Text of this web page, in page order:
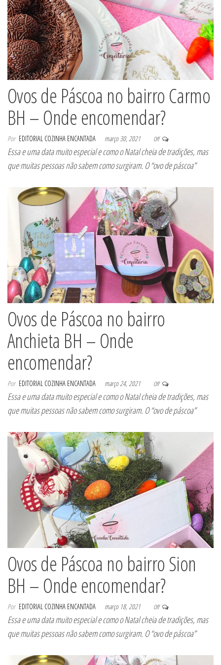
Ovos de Páscoa no bairro Carmo
BH – Onde encomendar?
Por EDITORIAL COZINHA ENCANTADA março 30, 2021 Off
Essa e uma data muito especial e como o Natal cheia de tradições, mas
que muitas pessoas não sabem como surgiram. O “ovo de páscoa”
Ovos de Páscoa no bairro
Anchieta BH – Onde
encomendar?
Por EDITORIAL COZINHA ENCANTADA março 24, 2021 Off
Essa e uma data muito especial e como o Natal cheia de tradições, mas
que muitas pessoas não sabem como surgiram. O “ovo de páscoa”
Ovos de Páscoa no bairro Sion
BH – Onde encomendar?
Por EDITORIAL COZINHA ENCANTADA março 18, 2021 Off
Essa e uma data muito especial e como o Natal cheia de tradições, mas
que muitas pessoas não sabem como surgiram. O “ovo de páscoa”